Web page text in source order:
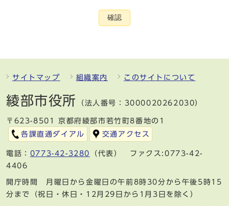
確認
サイトマップ 組織案内 このサイトについて
綾部市役所 （法人番号：3000020262030）
〒623-8501 京都府綾部市若竹町8番地の1
各課直通ダイアル
交通アクセス
電話： 0773-42-3280
（代表） ファクス:0773-42-
4406
開庁時間 月曜日から金曜日の午前8時30分から午後5時15
分まで（祝日・休日・12月29日から1月3日を除く）